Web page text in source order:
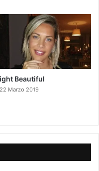
Beautiful
22 Marzo 2019